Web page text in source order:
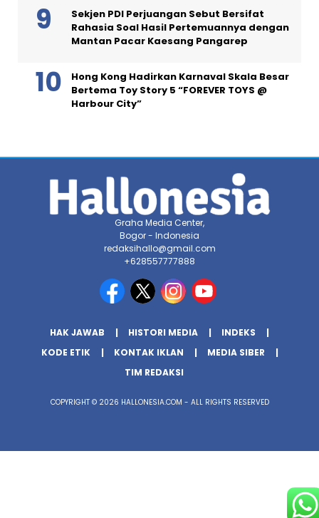
Sekjen PDI Perjuangan Sebut Bersifat
Rahasia Soal Hasil Pertemuannya dengan
Mantan Pacar Kaesang Pangarep
Hong Kong Hadirkan Karnaval Skala Besar
Bertema Toy Story 5 “FOREVER TOYS @
Harbour City”
Graha Media Center,
Bogor - Indonesia
redaksihallo@gmail.com
+628557777888
HAK JAWAB HISTORI MEDIA
INDEKS
KODE ETIK
KONTAK IKLAN
MEDIA SIBER
TIM REDAKSI
COPYRIGHT © 2026 HALLONESIA.COM - ALL RIGHTS RESERVED